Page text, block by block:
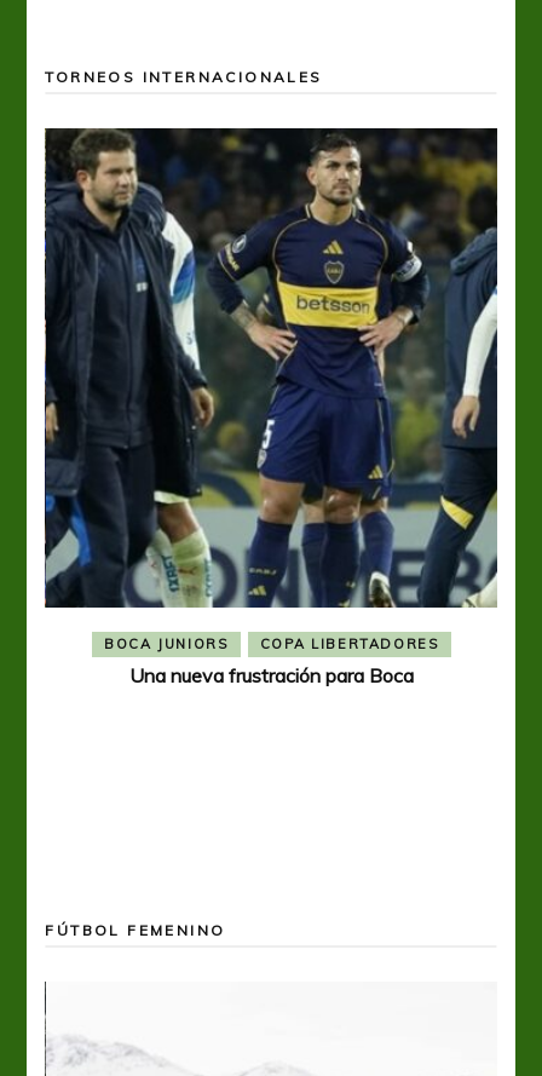
TORNEOS INTERNACIONALES
BOCA JUNIORS COPA LIBERTADORES
Una nueva frustración para Boca
FÚTBOL FEMENINO